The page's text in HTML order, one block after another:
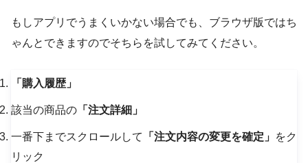
もしアプリでうまくいかない場合でも、ブラウザ版ではち
ゃんとできますのでそちらを試してみてください。
「購入履歴」
該当の商品の 「注文詳細」
一番下までスクロールして 「注文内容の変更を確定」 をク
リック